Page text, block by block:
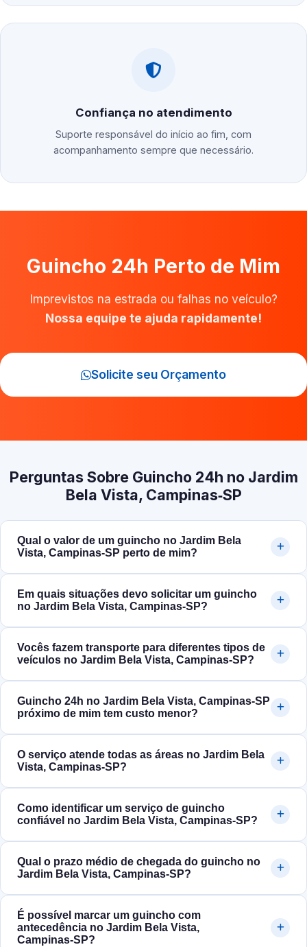
Confiança no atendimento
Suporte responsável do início ao fim, com
acompanhamento sempre que necessário.
Guincho 24h Perto de Mim
Imprevistos na estrada ou falhas no veículo?
Nossa equipe te ajuda rapidamente!
Solicite seu Orçamento
Perguntas Sobre Guincho 24h no Jardim
Bela Vista, Campinas‑SP
Qual o valor de um guincho no Jardim Bela
Vista, Campinas‑SP perto de mim?
Em quais situações devo solicitar um guincho
no Jardim Bela Vista, Campinas‑SP?
Vocês fazem transporte para diferentes tipos de
veículos no Jardim Bela Vista, Campinas‑SP?
Guincho 24h no Jardim Bela Vista, Campinas‑SP
próximo de mim tem custo menor?
O serviço atende todas as áreas no Jardim Bela
Vista, Campinas‑SP?
Como identificar um serviço de guincho
confiável no Jardim Bela Vista, Campinas‑SP?
Qual o prazo médio de chegada do guincho no
Jardim Bela Vista, Campinas‑SP?
É possível marcar um guincho com
antecedência no Jardim Bela Vista,
Campinas‑SP?